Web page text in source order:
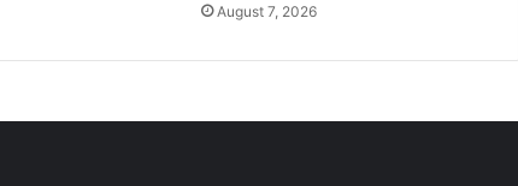
August 7, 2026